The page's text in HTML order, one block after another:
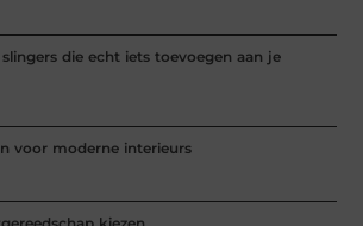
slingers die echt iets toevoegen aan je
voor moderne interieurs